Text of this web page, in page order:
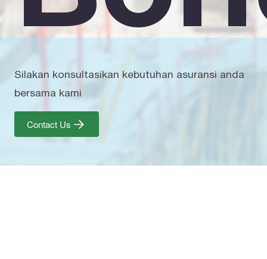
Silakan konsultasikan kebutuhan asuransi anda
bersama kami
Contact Us